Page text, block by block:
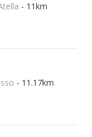
- 11km
- 11.17km